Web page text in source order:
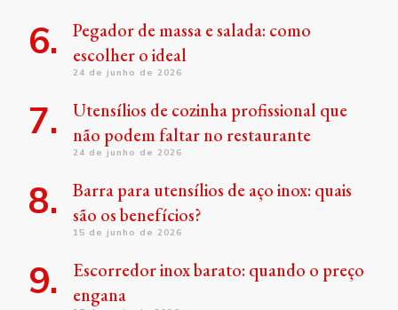
Pegador de massa e salada: como
escolher o ideal
24 de junho de 2026
Utensílios de cozinha profissional que
não podem faltar no restaurante
24 de junho de 2026
Barra para utensílios de aço inox: quais
são os benefícios?
15 de junho de 2026
Escorredor inox barato: quando o preço
engana